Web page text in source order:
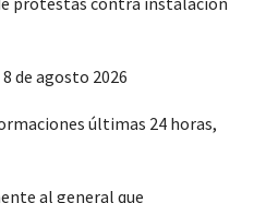
de agosto 2026
últimas 24 horas,
al general que